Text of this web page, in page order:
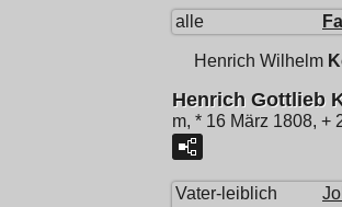
alle
Henrich Wilhelm
Henrich Gottlieb
m, * 16 März 1808, +
Vater-leiblich